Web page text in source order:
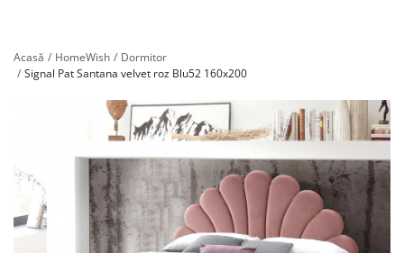
Acasă HomeWish
Dormitor
Signal Pat Santana velvet roz Blu52 160x200